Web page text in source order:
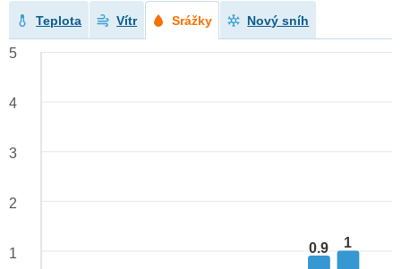
Teplota Vítr Srážky Nový sníh
0.9 1
5
4
3
2
1